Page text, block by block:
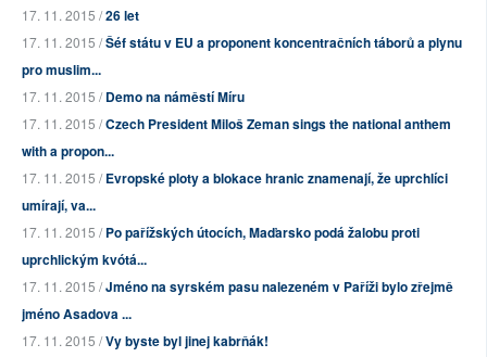
17. 11. 2015 /26 let
17. 11. 2015 /Šéf státu v EU a proponent koncentračních táborů a plynu
pro muslim...
17. 11. 2015 /Demo na náměstí Míru
17. 11. 2015 /Czech President Miloš Zeman sings the national anthem
with a propon...
17. 11. 2015 /Evropské ploty a blokace hranic znamenají, že uprchlíci
umírají, va...
17. 11. 2015 /Po pařížských útocích, Maďarsko podá žalobu proti
uprchlickým kvótá...
17. 11. 2015 /Jméno na syrském pasu nalezeném v Paříži bylo zřejmě
jméno Asadova ...
17. 11. 2015 /Vy byste byl jinej kabrňák!